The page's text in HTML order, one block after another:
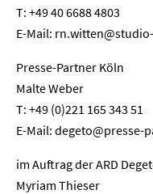
T: +49 40 6688 4803
E-Mail:
Presse-Partner Köln
Malte Weber
T: +49 (0)221 165 343 51
E-Mail: degeto@presse-
im Auftrag der ARD
Myriam Thieser